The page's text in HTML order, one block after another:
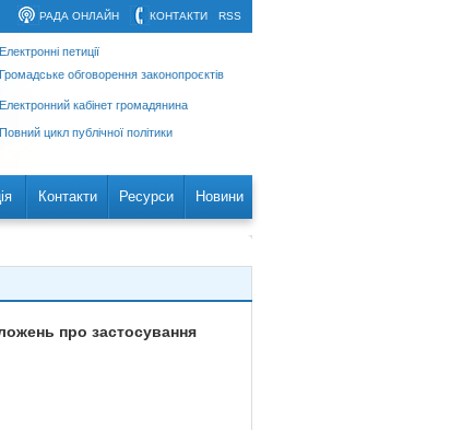
RSS
КОНТАКТИ
РАДА ОНЛАЙН
Електронні петиції
Громадське обговорення законопроєктів
Електронний кабінет громадянина
Повний цикл публічної політики
Контакти Ресурси Новини
про застосування